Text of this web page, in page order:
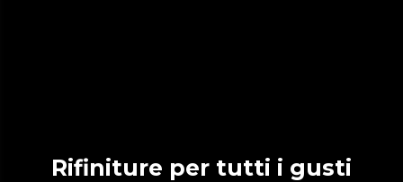
Rifiniture per tutti i gusti